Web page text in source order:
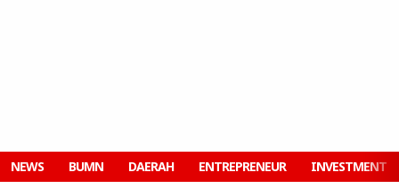
NEWS BUMN DAERAH ENTREPRENEUR INVESTMENT